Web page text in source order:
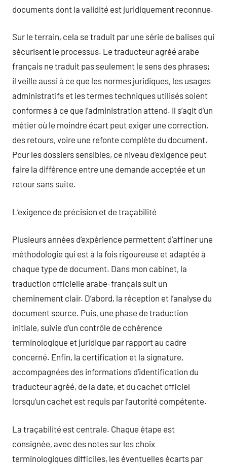
documents dont la validité est juridiquement reconnue.
Sur le terrain, cela se traduit par une série de balises qui
sécurisent le processus. Le traducteur agréé arabe
français ne traduit pas seulement le sens des phrases;
il veille aussi à ce que les normes juridiques, les usages
administratifs et les termes techniques utilisés soient
conformes à ce que l’administration attend. Il s’agit d’un
métier où le moindre écart peut exiger une correction,
des retours, voire une refonte complète du document.
Pour les dossiers sensibles, ce niveau d’exigence peut
faire la différence entre une demande acceptée et un
retour sans suite.
L’exigence de précision et de traçabilité
Plusieurs années d’expérience permettent d’affiner une
méthodologie qui est à la fois rigoureuse et adaptée à
chaque type de document. Dans mon cabinet, la
traduction officielle arabe-français suit un
cheminement clair. D’abord, la réception et l’analyse du
document source. Puis, une phase de traduction
initiale, suivie d’un contrôle de cohérence
terminologique et juridique par rapport au cadre
concerné. Enfin, la certification et la signature,
accompagnées des informations d’identification du
traducteur agréé, de la date, et du cachet officiel
lorsqu’un cachet est requis par l’autorité compétente.
La traçabilité est centrale. Chaque étape est
consignée, avec des notes sur les choix
terminologiques difficiles, les éventuelles écarts par